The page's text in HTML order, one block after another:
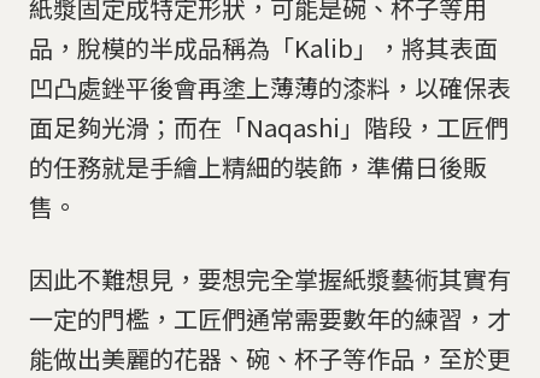
紙漿固定成特定形狀，可能是碗、杯子等用
品，脫模的半成品稱為「Kalib」，將其表面
凹凸處銼平後會再塗上薄薄的漆料，以確保表
面足夠光滑；而在「Naqashi」階段，工匠們
的任務就是手繪上精細的裝飾，準備日後販
售。
因此不難想見，要想完全掌握紙漿藝術其實有
一定的門檻，工匠們通常需要數年的練習，才
能做出美麗的花器、碗、杯子等作品，至於更